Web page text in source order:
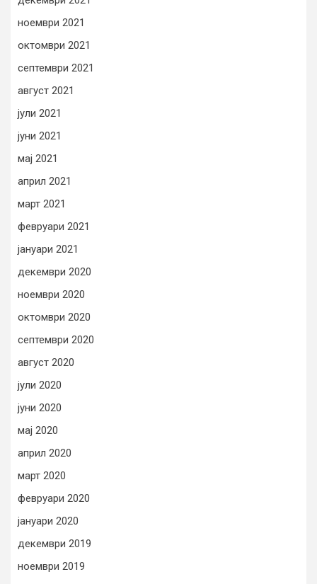
ноември 2021
октомври 2021
септември 2021
август 2021
јули 2021
јуни 2021
мај 2021
април 2021
март 2021
февруари 2021
јануари 2021
декември 2020
ноември 2020
октомври 2020
септември 2020
август 2020
јули 2020
јуни 2020
мај 2020
април 2020
март 2020
февруари 2020
јануари 2020
декември 2019
ноември 2019